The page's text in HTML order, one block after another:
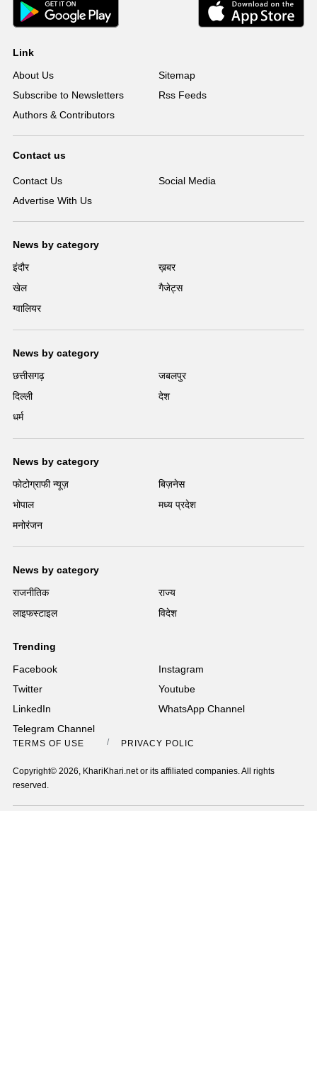
Link
About Us
Sitemap
Subscribe to Newsletters
Rss Feeds
Authors & Contributors
Contact us
Contact Us
Social Media
Advertise With Us
News by category
इंदौर
ख़बर
खेल
गैजेट्स
ग्वालियर
News by category
छत्तीसगढ़
जबलपुर
दिल्ली
देश
धर्म
News by category
फोटोग्राफी न्यूज़
बिज़नेस
भोपाल
मध्य प्रदेश
मनोरंजन
News by category
राजनीतिक
राज्य
लाइफस्टाइल
विदेश
Trending
Facebook
Instagram
Twitter
Youtube
LinkedIn
WhatsApp Channel
Telegram Channel
TERMS OF USE PRIVACY POLICY
Copyright© 2026, KhariKhari.net or its affiliated companies. All rights
reserved.